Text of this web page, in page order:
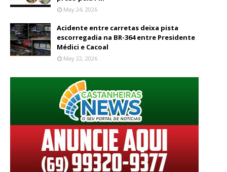
May 24, 2026
Acidente entre carretas deixa pista
escorregadia na BR-364 entre Presidente
Médici e Cacoal
May 22, 2026